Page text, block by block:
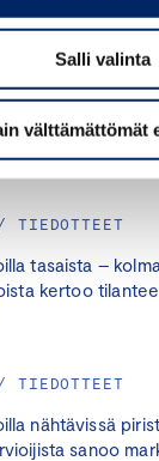
Salli valinta
välttämättömät
läpäisi 38
tasaista –
kertoo
nähtävissä
sanoo